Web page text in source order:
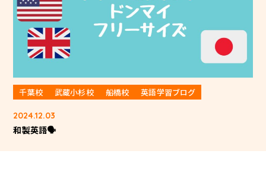
千葉校 武蔵小杉校 船橋校 英語学習ブログ
2024.12.03
和製英語🗣